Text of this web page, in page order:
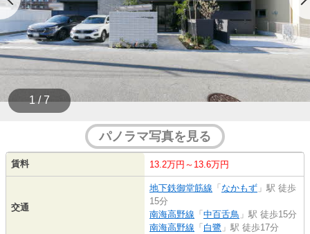
1 / 7
パノラマ写真を見る
賃料 13.2万円～13.6万円
交通
地下鉄御堂筋線 「 なかもず 」駅 徒歩
15分
南海高野線 「 中百舌鳥 」駅 徒歩15分
南海高野線 「 白鷺 」駅 徒歩17分